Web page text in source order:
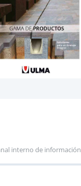
interno de información